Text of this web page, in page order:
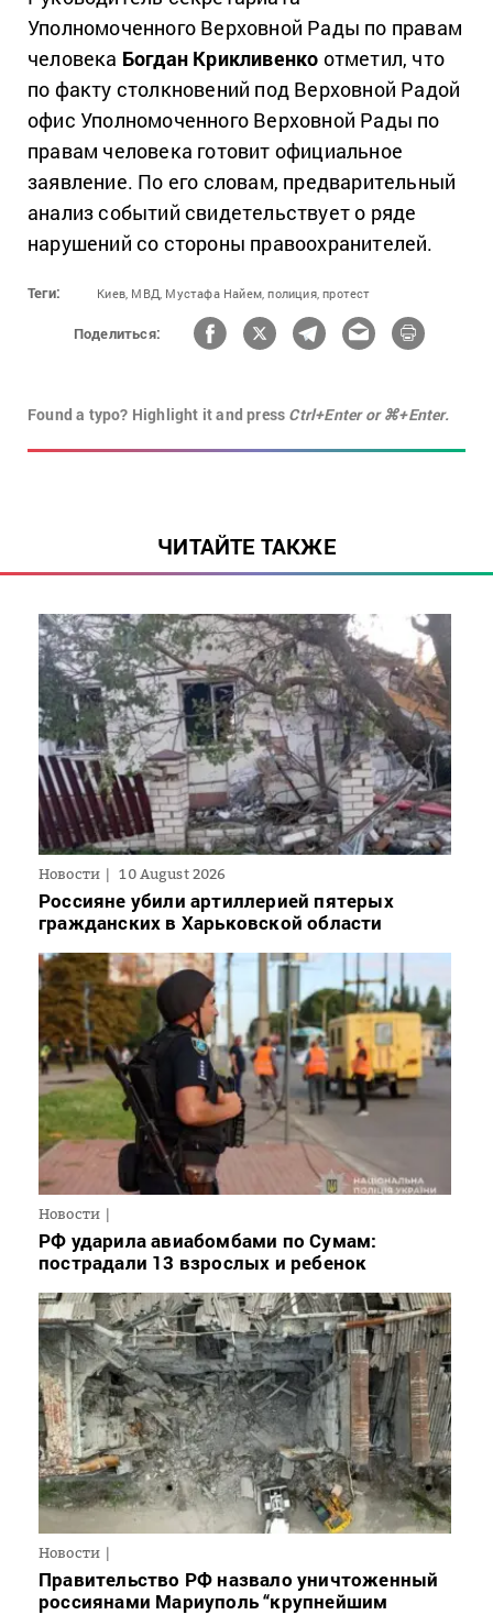
Уполномоченного Верховной Рады по правам
человека Богдан Крикливенко отметил, что
по факту столкновений под Верховной Радой
офис Уполномоченного Верховной Рады по
правам человека готовит официальное
заявление. По его словам, предварительный
анализ событий свидетельствует о ряде
нарушений со стороны правоохранителей.
Теги: Киев, МВД, Мустафа Найем, полиция, протест
Поделиться:
Found a typo? Highlight it and press Ctrl+Enter or ⌘+Enter.
ЧИТАЙТЕ ТАКЖЕ
Новости 10 August 2026
Россияне убили артиллерией пятерых
гражданских в Харьковской области
Новости
РФ ударила авиабомбами по Сумам:
пострадали 13 взрослых и ребенок
Новости
Правительство РФ назвало уничтоженный
россиянами Мариуполь “крупнейшим